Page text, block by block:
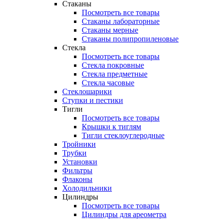
Стаканы
Посмотреть все товары
Стаканы лабораторные
Стаканы мерные
Стаканы полипропиленовые
Стекла
Посмотреть все товары
Стекла покровные
Стекла предметные
Стекла часовые
Стеклошарики
Ступки и пестики
Тигли
Посмотреть все товары
Крышки к тиглям
Тигли стеклоуглеродные
Тройники
Трубки
Установки
Фильтры
Флаконы
Холодильники
Цилиндры
Посмотреть все товары
Цилиндры для ареометра